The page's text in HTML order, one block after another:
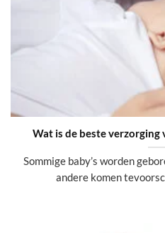
Wat is de beste verzorging
Sommige baby’s worden
andere komen